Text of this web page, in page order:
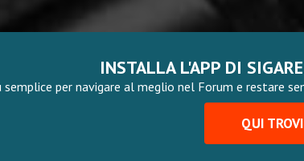
INSTALLA L'APP DI
semplice per navigare al meglio nel Forum e restare
QUI